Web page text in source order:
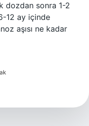
dozdan sonra 1-2
12 ay içinde
aşısı ne kadar